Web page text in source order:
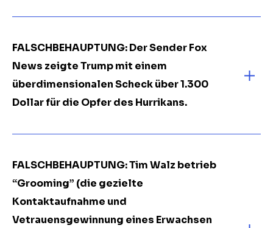
FALSCHBEHAUPTUNG: Der Sender Fox
News zeigte Trump mit einem
überdimensionalen Scheck über 1.300
Dollar für die Opfer des Hurrikans.
FALSCHBEHAUPTUNG: Tim Walz betrieb
“Grooming” (die gezielte
Kontaktaufnahme und
Vetrauensgewinnung eines Erwachsen